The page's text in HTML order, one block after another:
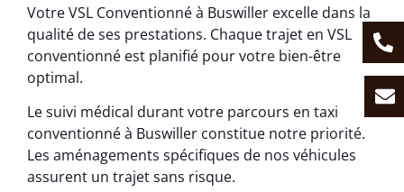
Votre VSL Conventionné à Buswiller excelle dans la
qualité de ses prestations. Chaque trajet en VSL
conventionné est planifié pour votre bien-être
optimal.
Le suivi médical durant votre parcours en taxi
conventionné à Buswiller constitue notre priorité.
Les aménagements spécifiques de nos véhicules
assurent un trajet sans risque.